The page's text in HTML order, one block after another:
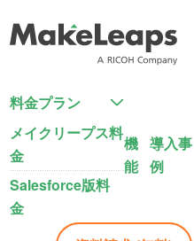
料金プラン
メイクリープス料
金
Salesforce版料
金
機
能
導入事
例